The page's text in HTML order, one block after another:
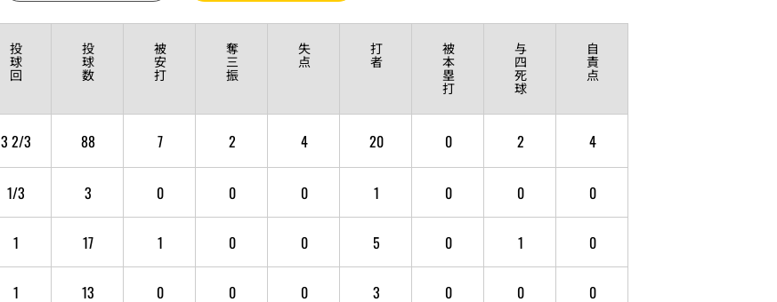
投
球
回
投
球
数
被
安
打
奪
三
振
失
点
打
者
被
本
塁
打
与
四
死
球
自
責
点
3 2/3 88 7 2 4 20 0 2 4
1/3 3 0 0 0 1 0 0 0
1 17 1 0 0 5 0 1 0
1 13 0 0 0 3 0 0 0